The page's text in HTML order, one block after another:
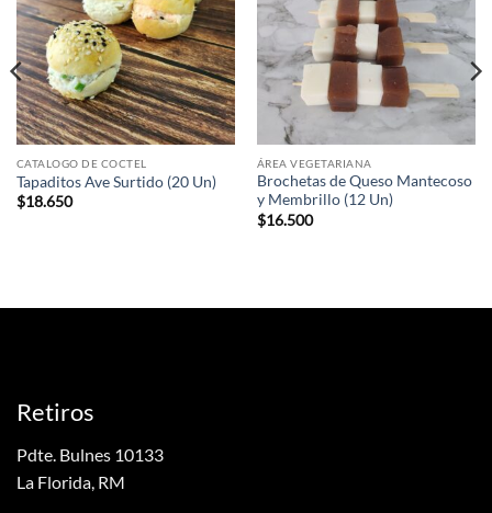
CATALOGO DE COCTEL
Tapaditos Ave Surtido (20 Un)
$18.650
ÁREA VEGETARIANA
Brochetas de Queso Mantecoso
y Membrillo (12 Un)
$16.500
Retiros
Pdte. Bulnes 10133
La Florida, RM